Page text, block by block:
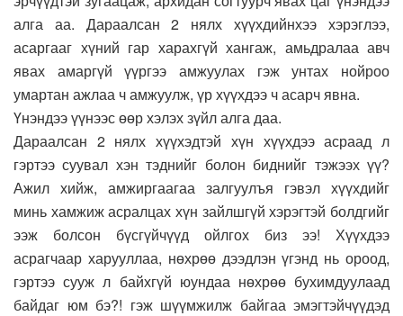
алга аа. Дараалсан 2 нялх хүүхдийнхээ хэрэглээ,
асаргааг хүний гар харахгүй хангаж, амьдралаа авч
явах амаргүй үүргээ амжуулах гэж унтах нойроо
умартан ажлаа ч амжуулж, үр хүүхдээ ч асарч явна.
Үнэндээ үүнээс өөр хэлэх зүйл алга даа.
Дараалсан 2 нялх хүүхэдтэй хүн хүүхдээ асраад л
гэртээ суувал хэн тэднийг болон биднийг тэжээх үү?
Ажил хийж, амжиргаагаа залгуулъя гэвэл хүүхдийг
минь хамжиж асралцах хүн зайлшгүй хэрэгтэй болдгийг
ээж болсон бүсгүйчүүд ойлгох биз ээ! Хүүхдээ
асрагчаар харууллаа, нөхрөө дээдлэн үгэнд нь ороод,
гэртээ сууж л байхгүй юундаа нөхрөө бухимдуулаад
байдаг юм бэ?! гэж шүүмжилж байгаа эмэгтэйчүүдэд